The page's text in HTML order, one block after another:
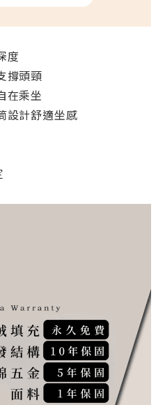
度
撐頭頸
在乘坐
設計舒適坐感